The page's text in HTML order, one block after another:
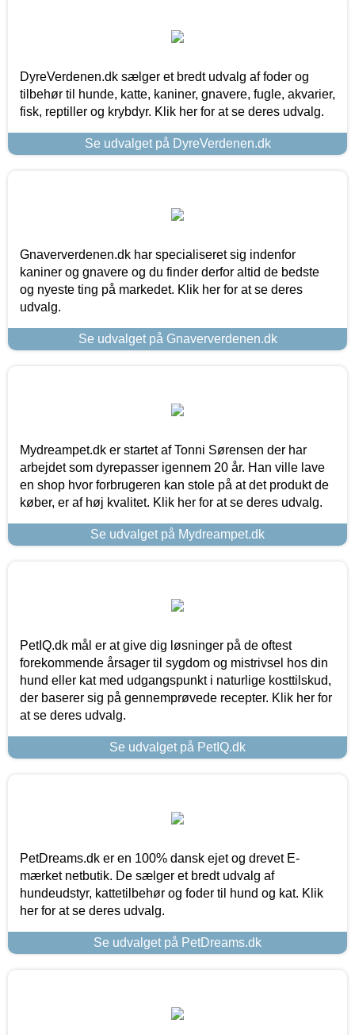
DyreVerdenen.dk sælger et bredt udvalg af foder og
tilbehør til hunde, katte, kaniner, gnavere, fugle, akvarier,
fisk, reptiller og krybdyr. Klik her for at se deres udvalg.
Se udvalget på DyreVerdenen.dk
Gnaververdenen.dk har specialiseret sig indenfor
kaniner og gnavere og du finder derfor altid de bedste
og nyeste ting på markedet. Klik her for at se deres
udvalg.
Se udvalget på Gnaververdenen.dk
Mydreampet.dk er startet af Tonni Sørensen der har
arbejdet som dyrepasser igennem 20 år. Han ville lave
en shop hvor forbrugeren kan stole på at det produkt de
køber, er af høj kvalitet. Klik her for at se deres udvalg.
Se udvalget på Mydreampet.dk
PetIQ.dk mål er at give dig løsninger på de oftest
forekommende årsager til sygdom og mistrivsel hos din
hund eller kat med udgangspunkt i naturlige kosttilskud,
der baserer sig på gennemprøvede recepter. Klik her for
at se deres udvalg.
Se udvalget på PetIQ.dk
PetDreams.dk er en 100% dansk ejet og drevet E-
mærket netbutik. De sælger et bredt udvalg af
hundeudstyr, kattetilbehør og foder til hund og kat. Klik
her for at se deres udvalg.
Se udvalget på PetDreams.dk